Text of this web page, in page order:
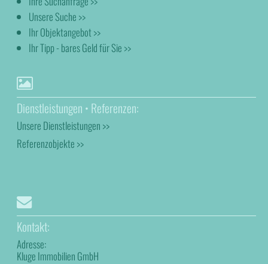
Unsere Suche >>
Ihr Objektangebot >>
Ihr Tipp - bares Geld für Sie >>
Dienstleistungen • Referenzen:
Unsere Dienstleistungen >>
Referenzobjekte >>
Kontakt:
Adresse:
Kluge Immobilien GmbH